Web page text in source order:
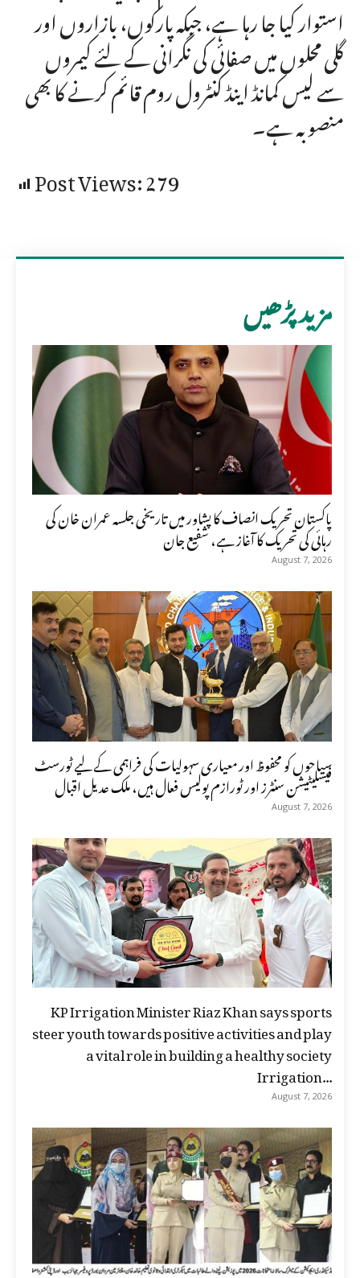
استوار کیا جا رہا ہے، جبکہ پارکوں، بازاروں اور
گلی محلوں میں صفائی کی نگرانی کے لئے کیمروں
سے لیس کمانڈ اینڈ کنٹرول روم قائم کرنے کا بھی
منصوبہ ہے۔
Post Views:279
مزید پڑھیں
پاکستان تحریک انصاف کا پشاور میں تاریخی جلسہ عمران خان کی
رہائی کی تحریک کا آغاز ہے، شفیع جان
August 7, 2026
سیاحوں کو محفوظ اور معیاری سہولیات کی فراہمی کے لیے ٹورسٹ
فیسلیٹیشن سنٹرز اور ٹورازم پولیس فعال ہیں، ملک عدیل اقبال
August 7, 2026
KP Irrigation Minister Riaz Khan says sports
steer youth towards positive activities and play
a vital role in building a healthy society
Irrigation...
August 7, 2026